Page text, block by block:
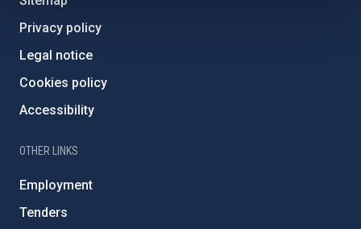
Privacy policy
Legal notice
Cookies policy
Accessibility
OTHER LINKS
Employment
Tenders